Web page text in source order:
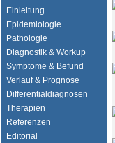
Einleitung
Epidemiologie
Pathologie
Diagnostik & Workup
Symptome & Befund
Verlauf & Prognose
Differentialdiagnosen
Therapien
Referenzen
Editorial